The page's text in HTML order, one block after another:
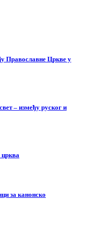
Православне Цркве у
– између руског и
црква
за канонско